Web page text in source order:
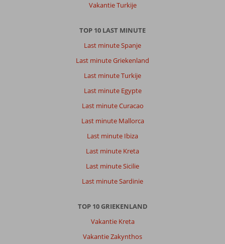
Vakantie Turkije
TOP 10 LAST MINUTE
Last minute Spanje
Last minute Griekenland
Last minute Turkije
Last minute Egypte
Last minute Curacao
Last minute Mallorca
Last minute Ibiza
Last minute Kreta
Last minute Sicilie
Last minute Sardinie
TOP 10 GRIEKENLAND
Vakantie Kreta
Vakantie Zakynthos